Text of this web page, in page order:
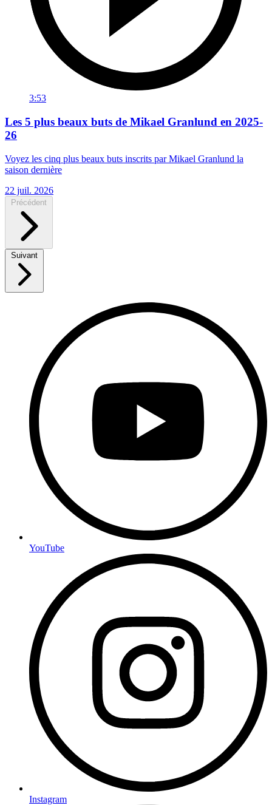
3:53
Les 5 plus beaux buts de Mikael Granlund en 2025-
26
Voyez les cinq plus beaux buts inscrits par Mikael Granlund la
saison dernière
22 juil. 2026
Précédent
Suivant
YouTube
Instagram